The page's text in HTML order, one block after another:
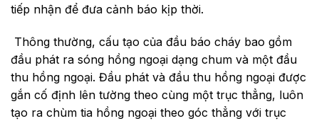
tiếp nhận để đưa cảnh báo kịp thời.
Thông thường, cấu tạo của đầu báo cháy bao gồm
đầu phát ra sóng hồng ngoại dạng chum và một đầu
thu hồng ngoại. Đầu phát và đầu thu hồng ngoại được
gắn cố định lên tường theo cùng một trục thẳng, luôn
tạo ra chùm tia hồng ngoại theo góc thẳng với trục